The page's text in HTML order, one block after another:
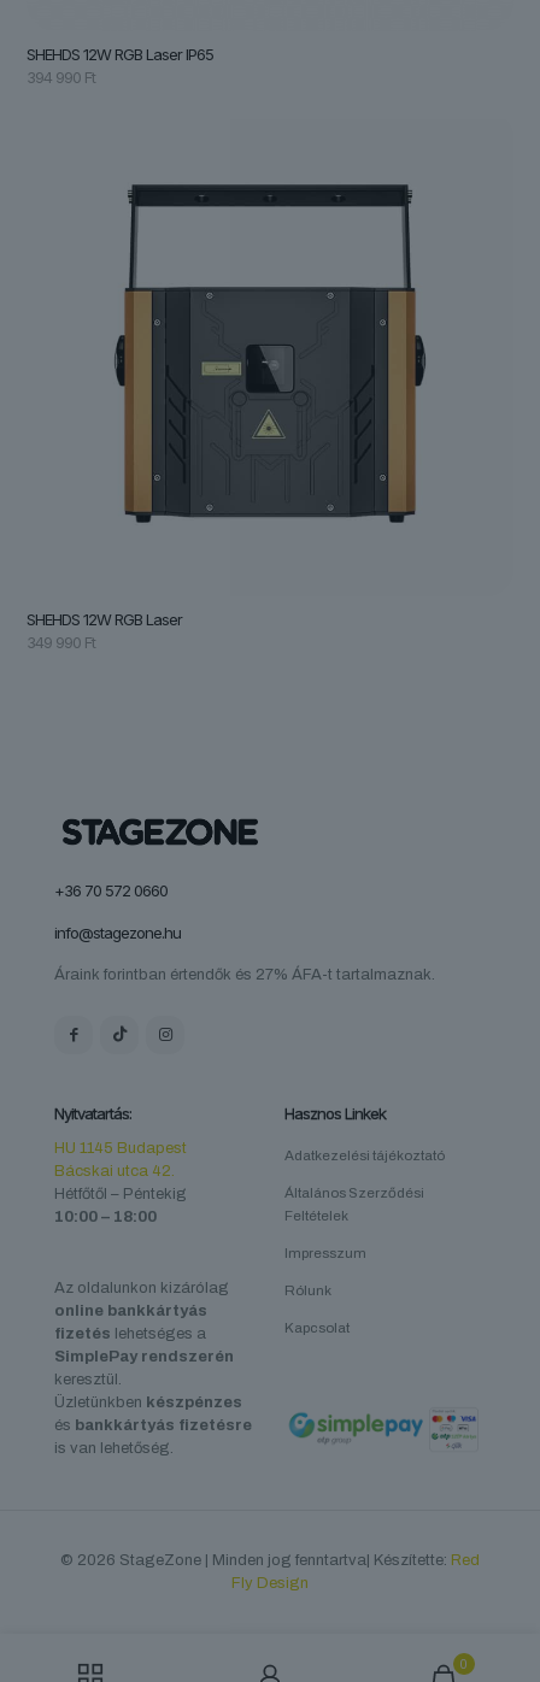
SHEHDS 12W RGB Laser IP65
394 990 Ft
SHEHDS 12W RGB Laser
349 990 Ft
+36 70 572 0660
info@stagezone.hu
Áraink forintban értendők és 27% ÁFA-t tartalmaznak.
Nyitvatartás:
HU 1145 Budapest
Bácskai utca 42.
Hétfőtől – Péntekig
10:00 – 18:00
Az oldalunkon kizárólag
online bankkártyás
fizetés lehetséges a
SimplePay rendszerén
keresztül.
Üzletünkben készpénzes
és bankkártyás fizetésre
is van lehetőség.
Hasznos Linkek
Adatkezelési tájékoztató
Általános Szerződési
Feltételek
Impresszum
Rólunk
Kapcsolat
© 2026 StageZone | Minden jog fenntartva| Készítette: Red
Fly Design
0